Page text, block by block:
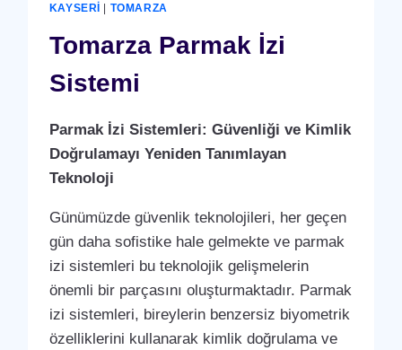
KAYSERI | TOMARZA
Tomarza Parmak İzi
Sistemi
Parmak İzi Sistemleri: Güvenliği ve Kimlik
Doğrulamayı Yeniden Tanımlayan
Teknoloji
Günümüzde güvenlik teknolojileri, her geçen
gün daha sofistike hale gelmekte ve parmak
izi sistemleri bu teknolojik gelişmelerin
önemli bir parçasını oluşturmaktadır. Parmak
izi sistemleri, bireylerin benzersiz biyometrik
özelliklerini kullanarak kimlik doğrulama ve